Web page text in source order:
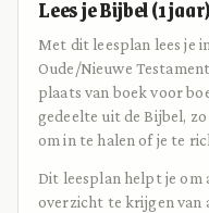
Lees je Bijbel (1 jaar)
Met dit leesplan lees je
Oude/Nieuwe
plaats van boek voor
gedeelte uit de Bijbel,
om in te halen of je te
Dit leesplan helpt je om
overzicht te krijgen van